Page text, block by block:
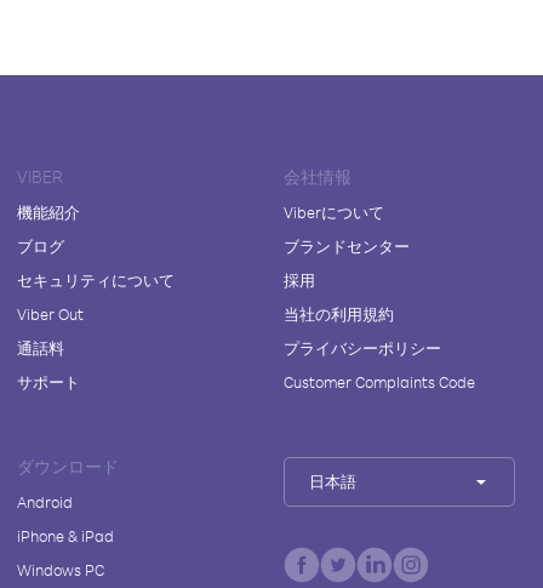
VIBER
機能紹介
ブログ
セキュリティについて
Viber Out
通話料
サポート
会社情報
Viberについて
ブランドセンター
採用
当社の利用規約
プライバシーポリシー
Customer Complaints Code
ダウンロード
Android
iPhone & iPad
Windows PC
日本語